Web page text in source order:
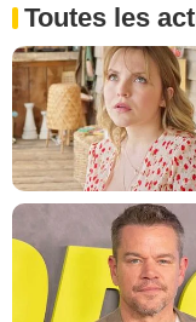
Toutes les